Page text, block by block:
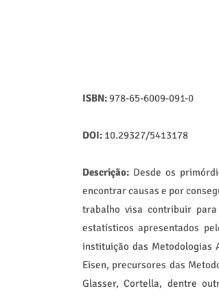
ISBN:978-65-6009-091-0
DOI:10.29327/5413178
Descrição:Desde os
encontrar causas e por
trabalho visa contribuir
estatísticos apresentados
instituição das Metodologias
Eisen, precursores das
Glasser, Cortella, dentre